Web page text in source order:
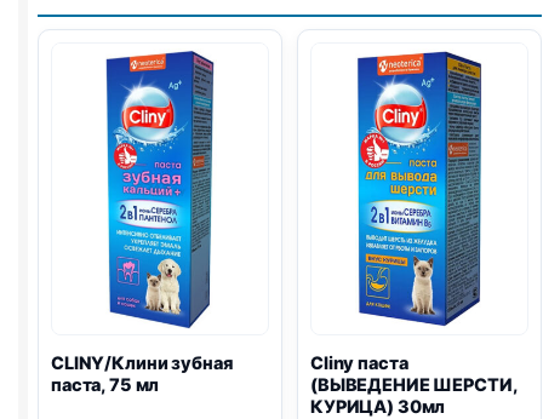
CLINY/Клини зубная
паста, 75 мл
Cliny паста
(ВЫВЕДЕНИЕ ШЕРСТИ,
КУРИЦА) 30мл